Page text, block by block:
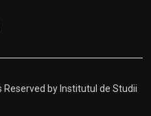
Reserved by Institutul de Studii